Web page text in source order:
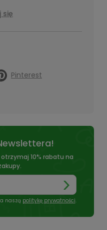
się
Pinterest
10% rabatu na
naszą politykę prywatności.